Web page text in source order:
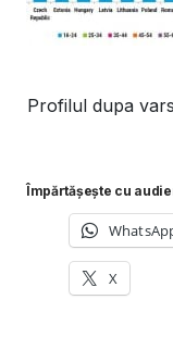
Profilul dupa
Împărtășește cu
X